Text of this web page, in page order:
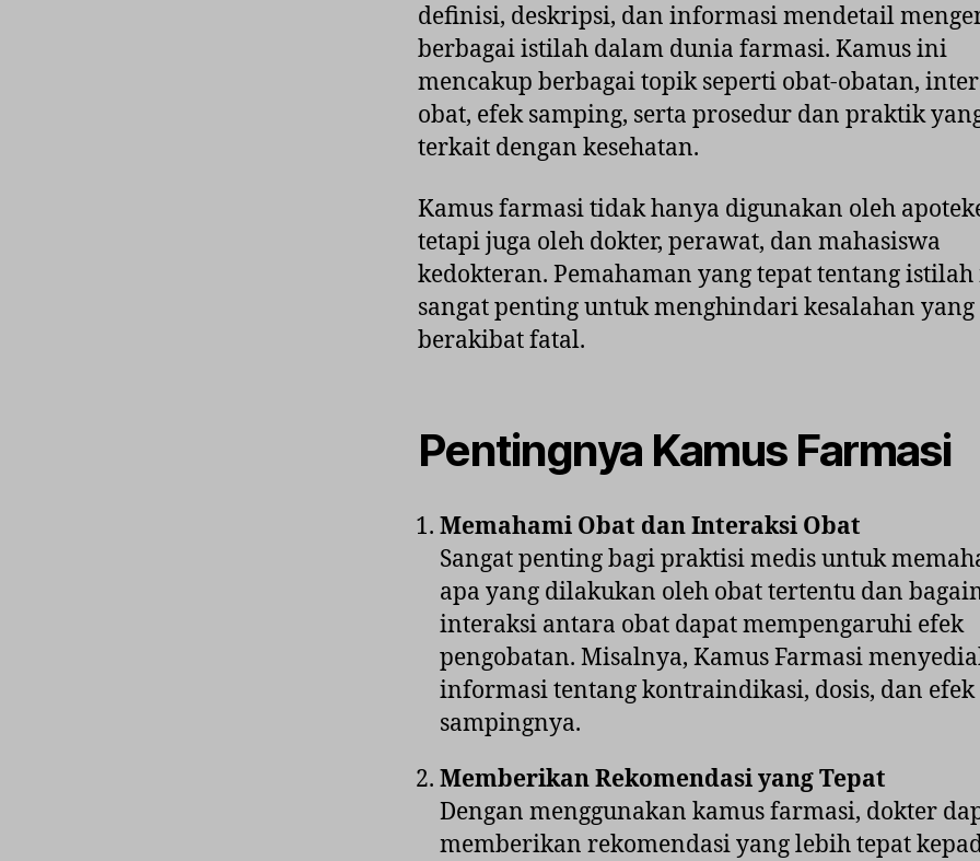
definisi, deskripsi, dan informasi mendetail
berbagai istilah dalam dunia farmasi. Kamus ini
mencakup berbagai topik seperti obat-obatan,
obat, efek samping, serta prosedur dan praktik
terkait dengan kesehatan.
Kamus farmasi tidak hanya digunakan oleh
tetapi juga oleh dokter, perawat, dan mahasiswa
kedokteran. Pemahaman yang tepat tentang istilah
sangat penting untuk menghindari kesalahan yang
berakibat fatal.
Pentingnya Kamus Farmasi
Memahami Obat dan Interaksi Obat
Sangat penting bagi praktisi medis untuk
apa yang dilakukan oleh obat tertentu dan
interaksi antara obat dapat mempengaruhi efek
pengobatan. Misalnya, Kamus Farmasi
informasi tentang kontraindikasi, dosis, dan efek
sampingnya.
Memberikan Rekomendasi yang Tepat
Dengan menggunakan kamus farmasi, dokter
memberikan rekomendasi yang lebih tepat